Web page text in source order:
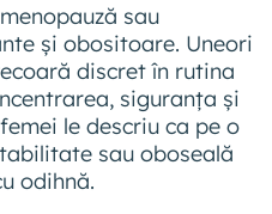
sau
și obositoare. Uneori
discret în rutina
siguranța și
le descriu ca pe o
sau oboseală
odihnă.